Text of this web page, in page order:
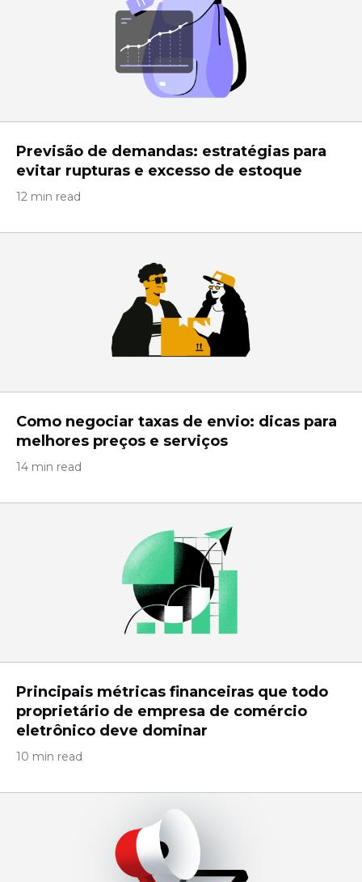
Previsão de demandas: estratégias para
evitar rupturas e excesso de estoque
12 min read
Como negociar taxas de envio: dicas para
melhores preços e serviços
14 min read
Principais métricas financeiras que todo
proprietário de empresa de comércio
eletrônico deve dominar
10 min read